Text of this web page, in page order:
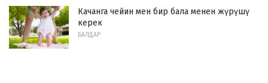
Качанга чейин мен бир бала менен жүрүшү
керек
БАЛДАР